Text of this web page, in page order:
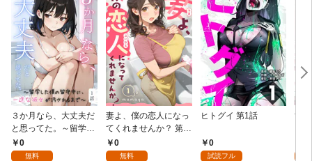
３か月なら、大丈夫だ
と思ってた。～留学し
た僕の留守中に、一途
な彼女が汚されるまで
0
無料
妻よ、僕の恋人になっ
てくれませんか？ 第1
話0
無料
ヒトグイ 第1話
0
試読フル
世